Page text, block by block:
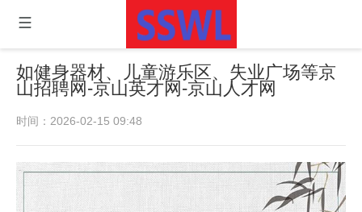
如健身器材、儿童游乐区、失业广场等京
山招聘网-京山英才网-京山人才网
时间：2026-02-15 09:48